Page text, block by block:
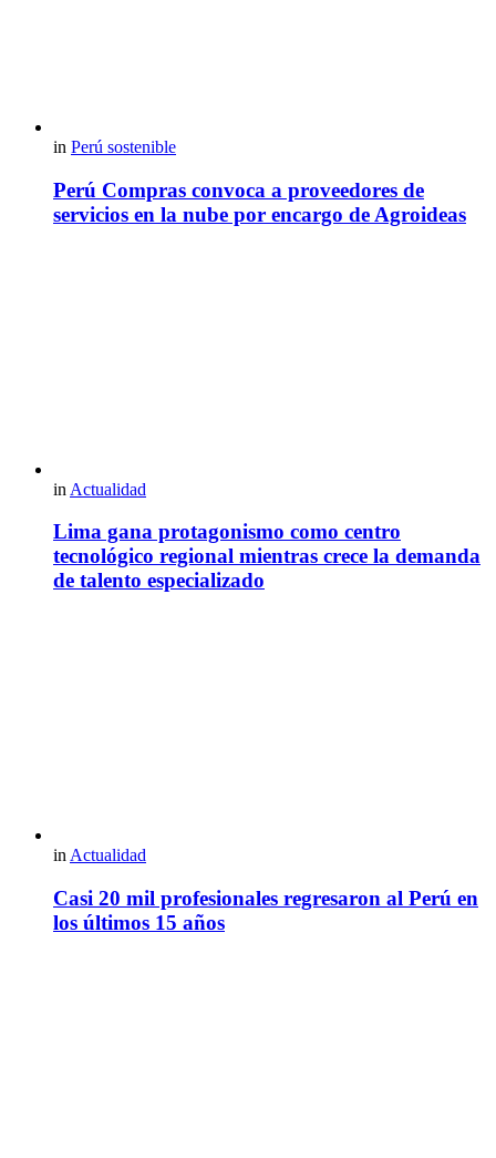
in Perú sostenible
Perú Compras convoca a proveedores de
servicios en la nube por encargo de Agroideas
in Actualidad
Lima gana protagonismo como centro
tecnológico regional mientras crece la demanda
de talento especializado
in Actualidad
Casi 20 mil profesionales regresaron al Perú en
los últimos 15 años